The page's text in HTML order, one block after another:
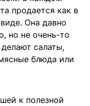
продается как в
Она давно
но не очень-то
салаты,
блюда или
к полезной